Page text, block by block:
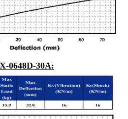
0648D-30A: